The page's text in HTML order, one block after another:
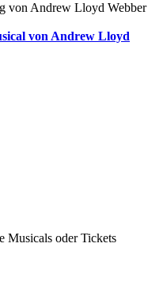
von Andrew Lloyd Webber
von Andrew Lloyd
Musicals oder Tickets